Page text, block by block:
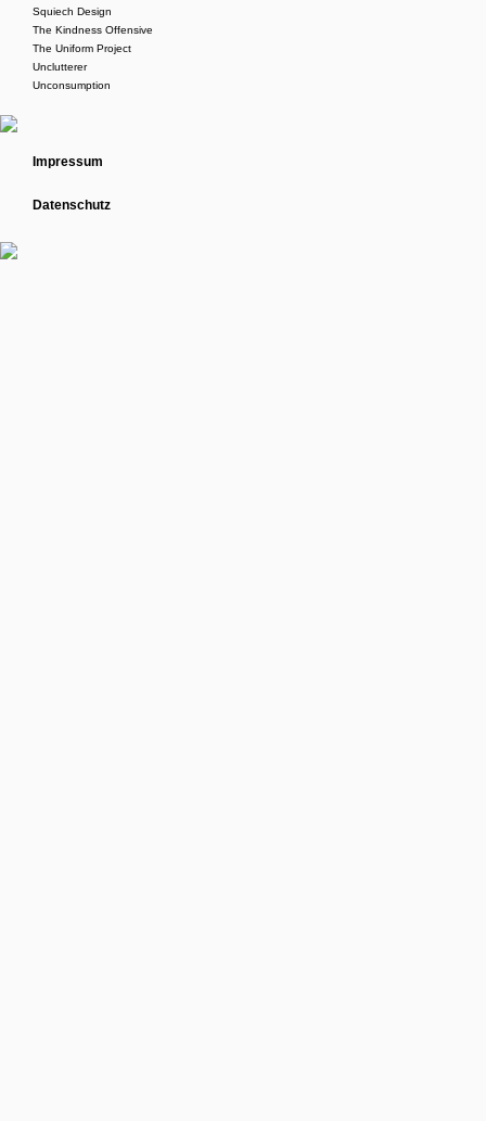
Squiech Design
The Kindness Offensive
The Uniform Project
Unclutterer
Unconsumption
Impressum
Datenschutz